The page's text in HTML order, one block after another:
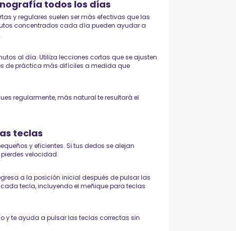
todos los días
y regulares suelen ser más efectivas que las
concentrados cada día pueden ayudar a
al día. Utiliza lecciones cortas que se ajusten
de práctica más difíciles a medida que
regularmente, más natural te resultará el
teclas
y eficientes. Si tus dedos se alejan
velocidad.
a la posición inicial después de pulsar las
tecla, incluyendo el meñique para teclas
y te ayuda a pulsar las teclas correctas sin